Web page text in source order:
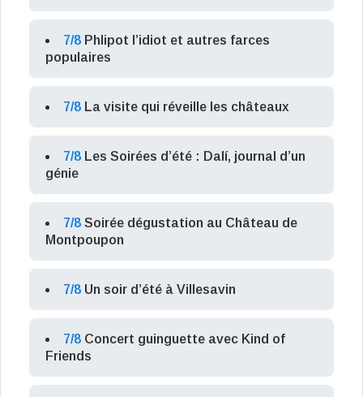
7/8 Phlipot l’idiot et autres farces
populaires
7/8 La visite qui réveille les châteaux
7/8 Les Soirées d’été : Dalí, journal d’un
génie
7/8 Soirée dégustation au Château de
Montpoupon
7/8 Un soir d’été à Villesavin
7/8 Concert guinguette avec Kind of
Friends